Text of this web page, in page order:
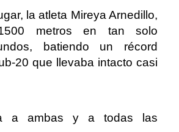
la atleta Mireya Arnedillo,
metros en tan solo
batiendo un récord
20 que llevaba intacto casi
a ambas y a todas las